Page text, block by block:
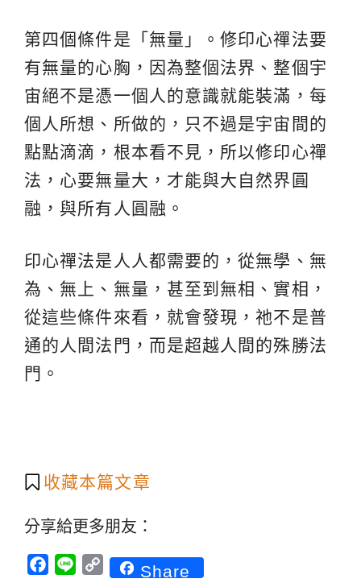
第四個條件是「無量」。修印心禪法要
有無量的心胸，因為整個法界、整個宇
宙絕不是憑一個人的意識就能裝滿，每
個人所想、所做的，只不過是宇宙間的
點點滴滴，根本看不見，所以修印心禪
法，心要無量大，才能與大自然界圓
融，與所有人圓融。
印心禪法是人人都需要的，從無學、無
為、無上、無量，甚至到無相、實相，
從這些條件來看，就會發現，祂不是普
通的人間法門，而是超越人間的殊勝法
門。
收藏本篇文章
分享給更多朋友：
Facebook
Line CopyShare